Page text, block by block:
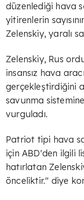
düzenlediği hava
yitirenlerin
Zelenskiy, yaralı
Zelenskiy, Rus
insansız hava
gerçekleştirdiğini
savunma
vurguladı.
Patriot tipi hava
için ABD'den ilgili
hatırlatan
önceliktir." diye